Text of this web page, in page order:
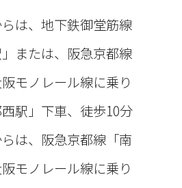
は患者様
関連して
は蓄積さ
らは、地下鉄御堂筋線
」または、阪急京都線
阪モノレール線に乗り
駅」下車、徒歩10分
らは、阪急京都線「南
モノレール線に乗り